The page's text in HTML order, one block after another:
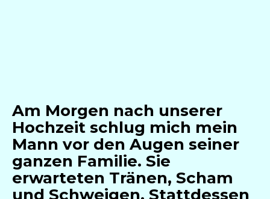
Am Morgen nach unserer
Hochzeit schlug mich mein
Mann vor den Augen seiner
ganzen Familie. Sie
erwarteten Tränen, Scham
und Schweigen. Stattdessen